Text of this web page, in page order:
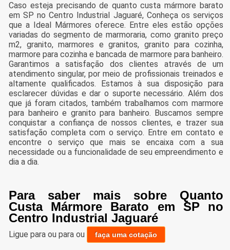
Caso esteja precisando de quanto custa mármore barato
em SP no Centro Industrial Jaguaré, Conheça os serviços
que a Ideal Mármores oferece. Entre eles estão opções
variadas do segmento de marmoraria, como granito preço
m2, granito, marmores e granitos, granito para cozinha,
marmore para cozinha e bancada de marmore para banheiro.
Garantimos a satisfação dos clientes através de um
atendimento singular, por meio de profissionais treinados e
altamente qualificados. Estamos à sua disposição para
esclarecer dúvidas e dar o suporte necessário. Além dos
que já foram citados, também trabalhamos com marmore
para banheiro e granito para banheiro. Buscamos sempre
conquistar a confiança de nossos clientes, e trazer sua
satisfação completa com o serviço. Entre em contato e
encontre o serviço que mais se encaixa com a sua
necessidade ou a funcionalidade de seu empreendimento e
dia a dia.
Para saber mais sobre Quanto
Custa Mármore Barato em SP no
Centro Industrial Jaguaré
Ligue paraou paraou faça uma cotação